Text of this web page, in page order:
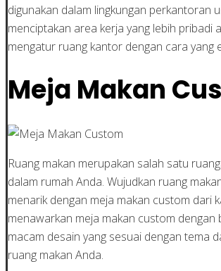
digunakan dalam lingkungan perkantoran
menciptakan area kerja yang lebih pribadi
mengatur ruang kantor dengan cara yang
Meja Makan
Ruang makan merupakan salah satu
dalam rumah Anda. Wujudkan ruang
menarik dengan meja makan custom dari
menawarkan meja makan custom dengan
macam desain yang sesuai dengan tema
ruang makan Anda.